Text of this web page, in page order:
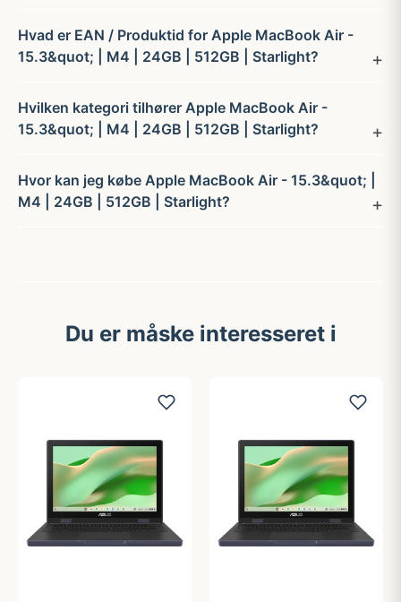
Hvad er EAN / Produktid for Apple MacBook Air -
15.3&quot; | M4 | 24GB | 512GB | Starlight?
Hvilken kategori tilhører Apple MacBook Air -
15.3&quot; | M4 | 24GB | 512GB | Starlight?
Hvor kan jeg købe Apple MacBook Air - 15.3&quot; |
M4 | 24GB | 512GB | Starlight?
Du er måske interesseret i